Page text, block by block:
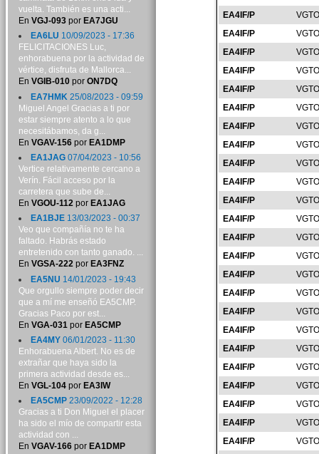
EA4IF/P
EA4IF/P
EA4IF/P
EA4IF/P
EA4IF/P
EA4IF/P
EA4IF/P
EA4IF/P
EA4IF/P
EA4IF/P
EA4IF/P
EA4IF/P
EA4IF/P
EA4IF/P
EA4IF/P
EA4IF/P
EA4IF/P
EA4IF/P
EA4IF/P
EA4IF/P
EA4IF/P
EA4IF/P
EA4IF/P
EA4IF/P
vuelta. También es una acti...
En VGJ-093por EA7JGU
EA6LU 10/09/2023 - 17:36
FELICITACIONES Luc,
enhorabuena por la actividad de
vértice, disfruta de Mallorca...
En VGIB-010por ON7DQ
EA7HMK 25/08/2023 - 09:59
Miguel Angel Gracias a ti por
estar siempre atento a lo que
necesitábamos, da g...
En VGAV-156por EA1DMP
EA1JAG07/04/2023 - 10:56
Vertice relativamente cercano a
Verín. Fácil acceso por la
carretera que sube de...
En VGOU-112por EA1JAG
EA1BJE13/03/2023 - 00:37
Veo que compañía no te ha
faltado. Habrás estado
entretenido con tanto ganado. ...
En VGSA-222por EA3FNZ
EA5NU 14/01/2023 - 19:43
Que orgullo siempre poder decir
que a mí me enseñó EA5CMP.
Gracias Paco por est...
En VGA-031 por EA5CMP
EA4MY06/01/2023 - 11:30
Enhorabuena Albert. No es de
extrañar que haya sido la
primera actividad desde es...
En VGL-104por EA3IW
EA5CMP23/09/2022 - 12:28
Gracias a ti Don Miguel el placer
ha sido el mío de compartir esta
actividad con ...
En VGAV-166por EA1DMP